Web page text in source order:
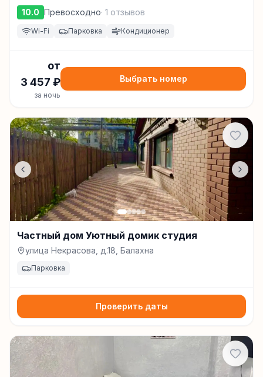
10.0 Превосходно· 1 отзывов
Wi-Fi Парковка Кондиционер
от
3 457 ₽
за ночь
Выбрать номер
Частный дом Уютный домик студия
улица Некрасова, д.18, Балахна
Парковка
Проверить даты